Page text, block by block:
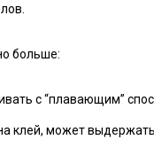
больше:
с “плавающим”
клей, может